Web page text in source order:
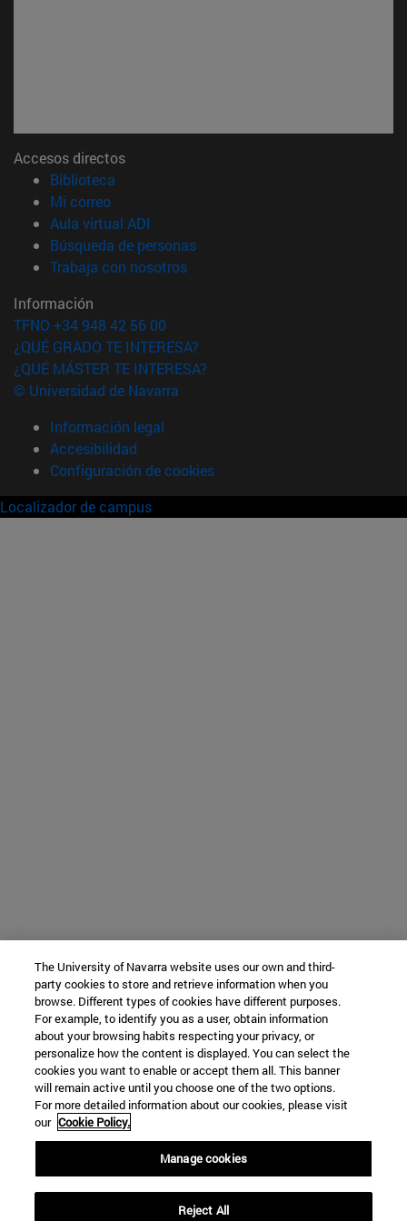
Accesos directos
Biblioteca
Mi correo(abre en nueva ventana)
Aula virtual ADI
Búsqueda de personas(abre en nueva ventana)
Trabaja con nosotros(abre en nueva ventana)
Información
TFNO +34 948 42 56 00
¿QUÉ GRADO TE INTERESA?
¿QUÉ MÁSTER TE INTERESA?
© Universidad de Navarra
Información legal
Accesibilidad
Configuración de cookies
Localizador de campus
The University of Navarra website uses our own and third-
party cookies to store and retrieve information when you
browse. Different types of cookies have different purposes.
For example, to identify you as a user, obtain information
about your browsing habits respecting your privacy, or
personalize how the content is displayed. You can select the
cookies you want to enable or accept them all. This banner
will remain active until you choose one of the two options.
For more detailed information about our cookies, please visit
our Cookie Policy.
Manage cookies
Reject All